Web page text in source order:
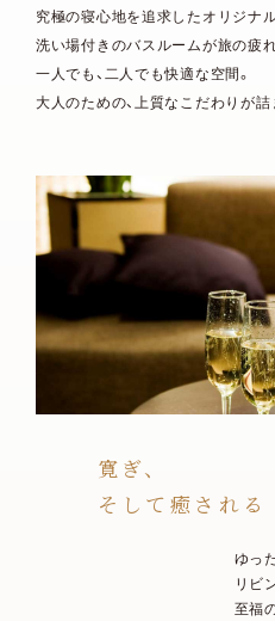
究極の寝心地を追求したオリジナル
洗い場付きのバスルームが旅の疲
一人でも、二人でも快適な空間。
大人のための、上質なこだわりが詰
寛ぎ、
そして癒される
ゆっ
リビ
至福